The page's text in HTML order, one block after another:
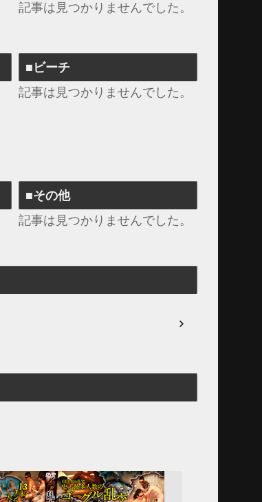
記事は見つかりませんでした。
■ビーチ
記事は見つかりませんでした。
■その他
記事は見つかりませんでした。